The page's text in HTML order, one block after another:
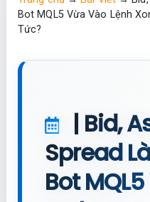
Bot MQL5 Vừa Vào Lệnh
Tức?
| Bid,
Spread
Bot